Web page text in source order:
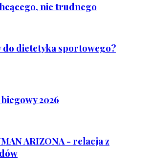
nic trudnego
do dietetyka sportowego?
2026
ARIZONA - relacja z